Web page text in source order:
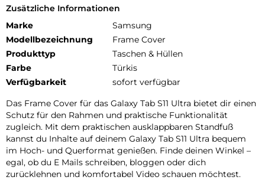
Zusätzliche Informationen
Marke
Samsung
Modellbezeichnung
Frame Cover
Produkttyp
Taschen & Hüllen
Farbe
Türkis
Verfügbarkeit
sofort verfügbar
Das Frame Cover für das Galaxy Tab S11 Ultra bietet dir einen
Schutz für den Rahmen und praktische Funktionalität
zugleich. Mit dem praktischen ausklappbaren Standfuß
kannst du Inhalte auf deinem Galaxy Tab S11 Ultra bequem
im Hoch- und Querformat genießen. Finde deinen Winkel –
egal, ob du E Mails schreiben, bloggen oder dich
zurücklehnen und komfortabel Video schauen möchtest.